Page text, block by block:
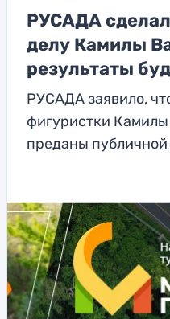
РУСАДА
делу Камилы
результаты
РУСАДА заявило,
фигуристки
преданы публичной